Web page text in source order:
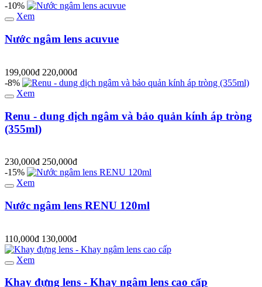
-10%
Xem
Nước ngâm lens acuvue
199,000đ 220,000đ
-8%
Xem
Renu - dung dịch ngâm và bảo quản kính áp tròng
(355ml)
230,000đ 250,000đ
-15%
Xem
Nước ngâm lens RENU 120ml
110,000đ 130,000đ
Xem
Khay đựng lens - Khay ngâm lens cao cấp